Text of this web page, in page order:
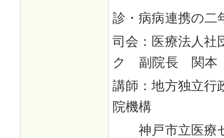
診・病病連携の二
司会：医療法人
ク 副院長 関本
講師：地方独立
院機構
神戸市立医療